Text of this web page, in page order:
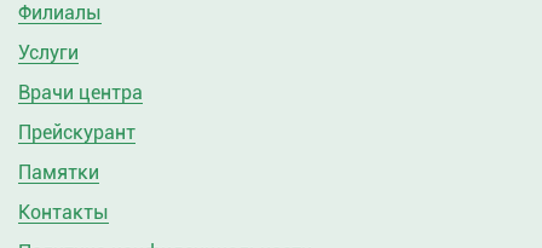
Филиалы
Услуги
Врачи центра
Прейскурант
Памятки
Контакты